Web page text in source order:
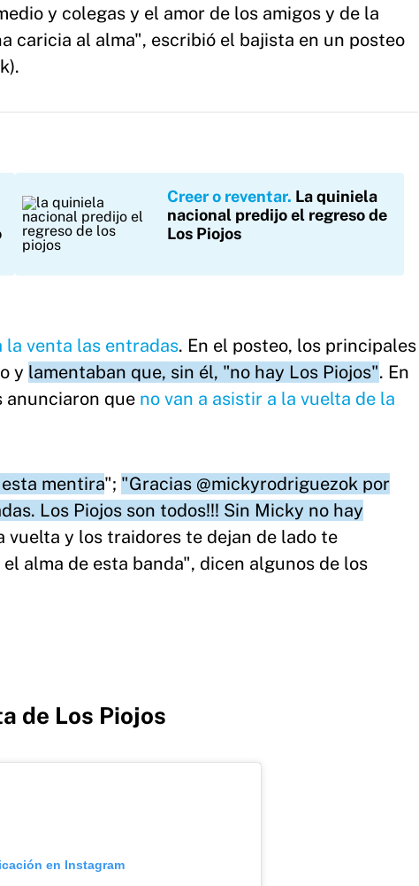
y colegas y el amor de los amigos y de la
caricia al alma", escribió el bajista en un posteo
Creer o reventar La quiniela
nacional predijo el regreso de
Los Piojos
la venta las entradas. En el posteo, los principales
y lamentaban que, sin él, "no hay Los Piojos". En
anunciaron que no van a asistir a la vuelta de la
mentira"; "Gracias @mickyrodriguezok por
Los Piojos son todos!!! Sin Micky no hay
vuelta y los traidores te dejan de lado te
alma de esta banda", dicen algunos de los
de Los Piojos
en Instagram